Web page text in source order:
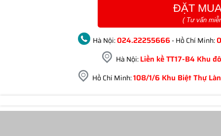
ĐẶT
( Tư vấn
Hà Nội:024.22255666 - Hồ Chí Minh:
Hà Nội:Liền kề TT17-B4 Khu
Hồ Chí Minh:108/1/6 Khu Biệt Thự